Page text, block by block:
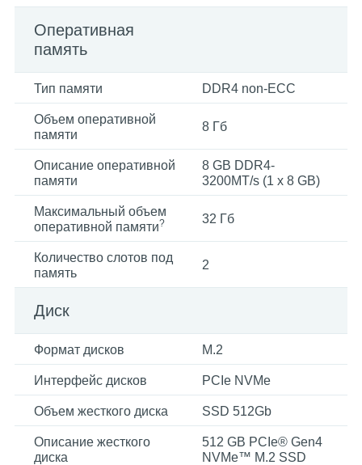
Оперативная
память
Тип памяти DDR4 non-ECC
Объем оперативной
памяти
8 Гб
Описание оперативной
памяти
8 GB DDR4-
3200MT/s (1 x 8 GB)
Максимальный объем
оперативной памяти? 32 Гб
Количество слотов под
память
2
Диск
Формат дисков M.2
Интерфейс дисков PCIe NVMe
Объем жесткого диска SSD 512Gb
Описание жесткого
диска
512 GB PCIe® Gen4
NVMe™ M.2 SSD